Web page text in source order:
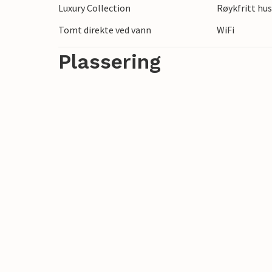
langs Meuse og nyt det vakre landskapet
besøke de innbydende byene Maaseik
noen hundre meter unna.
Luxury Collection
Røykfritt hus
Tomt direkte ved vann
WiFi
Plassering